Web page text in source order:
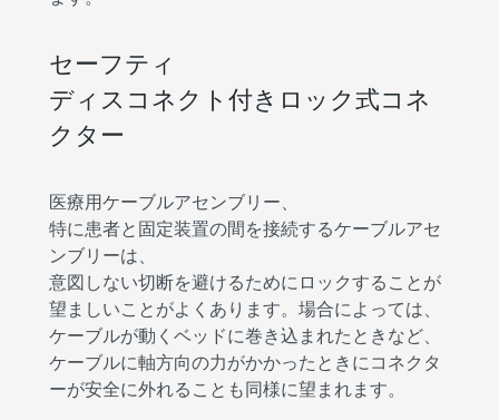
セーフティ
ディスコネクト付きロック式コネ
クター
医療用ケーブルアセンブリー、
特に患者と固定装置の間を接続するケーブルアセ
ンブリーは、
意図しない切断を避けるためにロックすることが
望ましいことがよくあります。場合によっては、
ケーブルが動くベッドに巻き込まれたときなど、
ケーブルに軸方向の力がかかったときにコネクタ
ーが安全に外れることも同様に望まれます。